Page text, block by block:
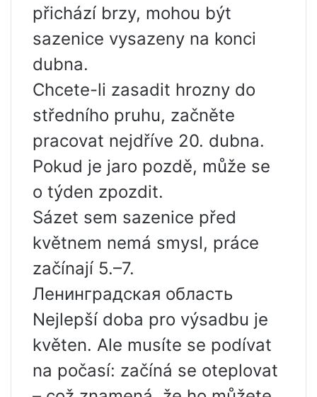
přichází brzy, mohou být
sazenice vysazeny na konci
dubna.
Chcete-li zasadit hrozny do
středního pruhu, začněte
pracovat nejdříve 20. dubna.
Pokud je jaro pozdě, může se
o týden zpozdit.
Sázet sem sazenice před
květnem nemá smysl, práce
začínají 5.–7.
Ленинградская область
Nejlepší doba pro výsadbu je
květen. Ale musíte se podívat
na počasí: začíná se oteplovat